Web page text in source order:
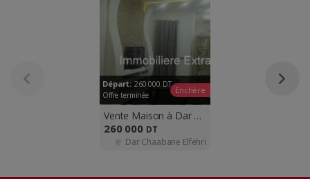
Départ: 260 000 DT
Offre terminée
Enchère
Vente Maison à Dar Chaâbane el fehri
260 000 DT
Dar Chaabane Elfehri